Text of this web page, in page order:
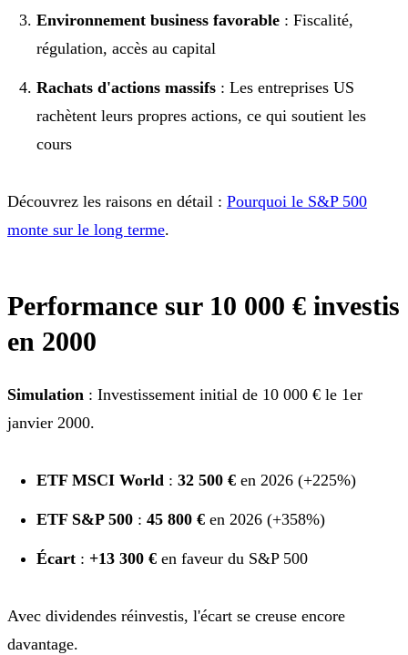
Environnement business favorable : Fiscalité,
régulation, accès au capital
Rachats d'actions massifs : Les entreprises US
rachètent leurs propres actions, ce qui soutient les
cours
Découvrez les raisons en détail : Pourquoi le S&P 500
monte sur le long terme.
Performance sur 10 000 € investis
en 2000
Simulation : Investissement initial de 10 000 € le 1er
janvier 2000.
ETF MSCI World : 32 500 € en 2026 (+225%)
ETF S&P 500 : 45 800 € en 2026 (+358%)
Écart : +13 300 € en faveur du S&P 500
Avec dividendes réinvestis, l'écart se creuse encore
davantage.